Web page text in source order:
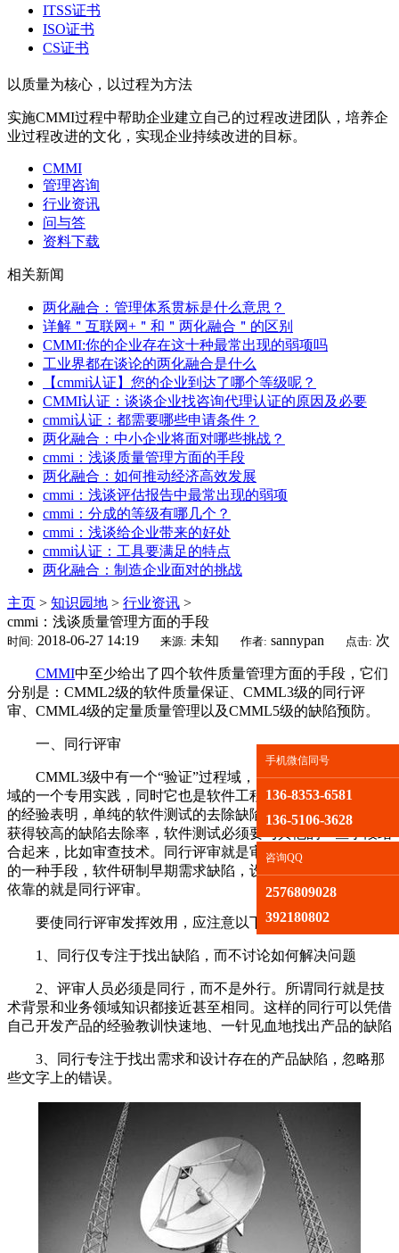
ITSS证书
ISO证书
CS证书
以质量为核心，以过程为方法
实施CMMI过程中帮助企业建立自己的过程改进团队，培养企
业过程改进的文化，实现企业持续改进的目标。
CMMI
管理咨询
行业资讯
问与答
资料下载
相关新闻
两化融合：管理体系贯标是什么意思？
详解＂互联网+＂和＂两化融合＂的区别
CMMI:你的企业存在这十种最常出现的弱项吗
工业界都在谈论的两化融合是什么
【cmmi认证】您的企业到达了哪个等级呢？
CMMI认证：谈谈企业找咨询代理认证的原因及必要
cmmi认证：都需要哪些申请条件？
两化融合：中小企业将面对哪些挑战？
cmmi：浅谈质量管理方面的手段
两化融合：如何推动经济高效发展
cmmi：浅谈评估报告中最常出现的弱项
cmmi：分成的等级有哪几个？
cmmi：浅谈给企业带来的好处
cmmi认证：工具要满足的特点
两化融合：制造企业面对的挑战
主页 > 知识园地 > 行业资讯 >
cmmi：浅谈质量管理方面的手段
时间: 2018-06-27 14:19 来源: 未知 作者: sannypan 点击: 次
CMMI中至少给出了四个软件质量管理方面的手段，它们
分别是：CMML2级的软件质量保证、CMML3级的同行评
审、CMML4级的定量质量管理以及CMML5级的缺陷预防。
一、同行评审
CMML3级中有一个“验证”过程域，同行评审是验证过程
域的一个专用实践，同时它也是软件工程最佳实践之一。过往
的经验表明，单纯的软件测试的去除缺陷率最多只有%35。要
获得较高的缺陷去除率，软件测试必须要与其他的一些手段结
合起来，比如审查技术。同行评审就是审查技术当中非常有效
的一种手段，软件研制早期需求缺陷，设计缺陷的缺陷，主要
依靠的就是同行评审。
要使同行评审发挥效用，应注意以下几点：
1、同行仅专注于找出缺陷，而不讨论如何解决问题
2、评审人员必须是同行，而不是外行。所谓同行就是技
术背景和业务领域知识都接近甚至相同。这样的同行可以凭借
自己开发产品的经验教训快速地、一针见血地找出产品的缺陷
3、同行专注于找出需求和设计存在的产品缺陷，忽略那
些文字上的错误。
手机微信同号
136-8353-6581
136-5106-3628
咨询QQ
2576809028
392180802